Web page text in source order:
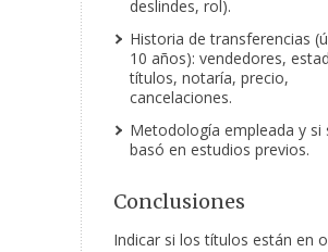
deslindes, rol).
Historia de transferencias
10 años): vendedores,
títulos, notaría, precio,
cancelaciones.
Metodología empleada y si
basó en estudios previos.
Conclusiones
Indicar si los títulos están en